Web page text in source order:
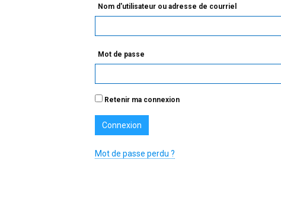
Nom d'utilisateur ou adresse de courriel
Mot de passe
Retenir ma connexion
Mot de passe perdu ?